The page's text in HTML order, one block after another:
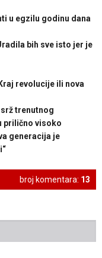
u egzilu godinu dana
bih sve isto jer je
Kraj revolucije ili nova
srž trenutnog
prilično visoko
generacija je
broj komentara: 13